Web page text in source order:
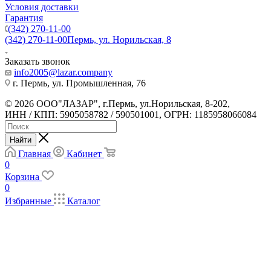
Условия доставки
Гарантия
(342) 270-11-00
(342) 270-11-00Пермь, ул. Норильская, 8
Заказать звонок
info2005@lazar.company
г. Пермь, ул. Промышленная, 76
© 2026 ООО"ЛАЗАР", г.Пермь, ул.Норильская, 8-202,
ИНН / КПП: 5905058782 / 590501001, ОГРН: 1185958066084
Найти
Главная
Кабинет
0
Корзина
0
Избранные
Каталог